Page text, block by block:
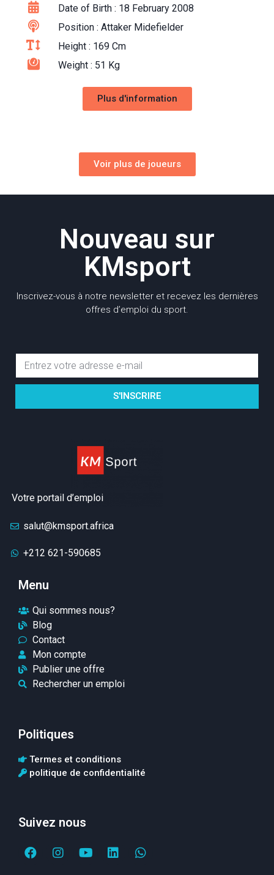
Date of Birth : 18 February 2008
Position : Attaker Midefielder
Height : 169 Cm
Weight : 51 Kg
Plus d'information
Voir plus de joueurs
Nouveau sur
KMsport
Inscrivez-vous à notre newsletter et recevez les dernières
offres d’emploi du sport.
S'INSCRIRE
Votre portail d’emploi
salut@kmsport.africa
+212 621-590685
Menu
Qui sommes nous?
Blog
Contact
Mon compte
Publier une offre
Rechercher un emploi
Politiques
Termes et conditions
politique de confidentialité
Suivez nous